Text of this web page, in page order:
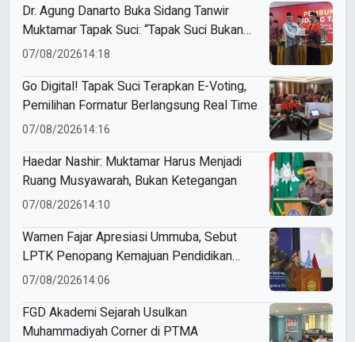
Dr. Agung Danarto Buka Sidang Tanwir
Muktamar Tapak Suci: “Tapak Suci Bukan
Organisasi Ko Ping Ho dan Dracin”
07/08/202614:18
Go Digital! Tapak Suci Terapkan E-Voting,
Pemilihan Formatur Berlangsung Real Time
07/08/202614:16
Haedar Nashir: Muktamar Harus Menjadi
Ruang Musyawarah, Bukan Ketegangan
07/08/202614:10
Wamen Fajar Apresiasi Ummuba, Sebut
LPTK Penopang Kemajuan Pendidikan
Indonesia
07/08/202614:06
FGD Akademi Sejarah Usulkan
Muhammadiyah Corner di PTMA